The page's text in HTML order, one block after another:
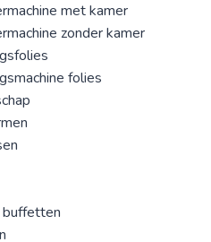
met kamer
zonder kamer
folies